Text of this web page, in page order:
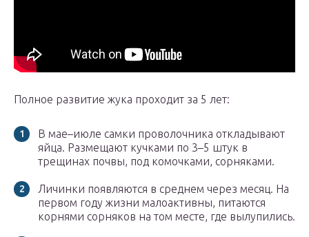
Полное развитие жука проходит за 5 лет:
В мае–июле самки проволочника откладывают
яйца. Размещают кучками по 3–5 штук в
трещинах почвы, под комочками, сорняками.
Личинки появляются в среднем через месяц. На
первом году жизни малоактивны, питаются
корнями сорняков на том месте, где вылупились.